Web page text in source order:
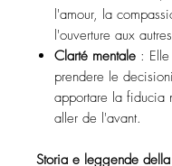
l'amour, la
l'ouverture aux
Clarté mentale :
prendere le
apportare la fiducia
aller de l'avant.
Storia e leggende